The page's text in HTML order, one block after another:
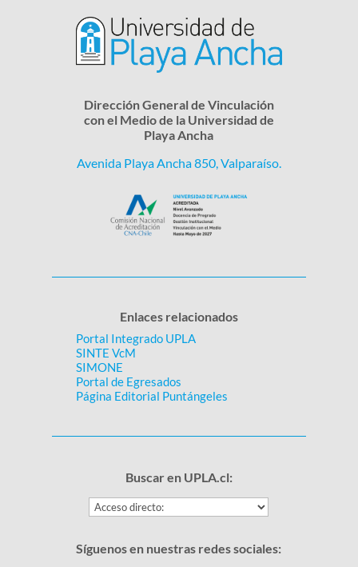
Dirección General de Vinculación
con el Medio de la Universidad de
Playa Ancha
Avenida Playa Ancha 850, Valparaíso.
Enlaces relacionados
Portal Integrado UPLA
SINTE VcM
SIMONE
Portal de Egresados
Página Editorial Puntángeles
Buscar en UPLA.cl:
Síguenos en nuestras redes sociales: